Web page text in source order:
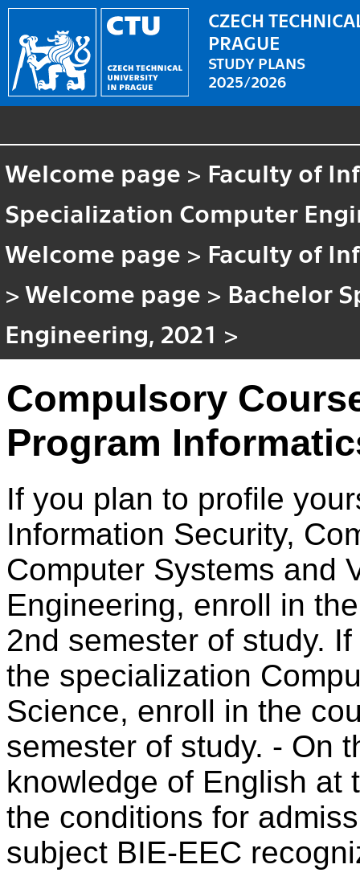
CZECH
PRAGUE
STUDY PLANS
2025/2026
Welcome page > Faculty of
Specialization Computer
Welcome page > Faculty of
>Welcome page > Bachelor
Engineering, 2021 >
Compulsory
Program
If you plan to profile
Information Security,
Computer Systems and
Engineering, enroll in
2nd semester of study.
the specialization
Science, enroll in the
semester of study. - On
knowledge of English at
the conditions for
subject BIE-EEC